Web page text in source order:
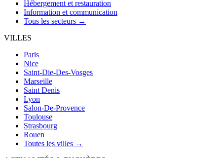
Hébergement et restauration
Information et communication
Tous les secteurs →
VILLES
Paris
Nice
Saint-Die-Des-Vosges
Marseille
Saint Denis
Lyon
Salon-De-Provence
Toulouse
Strasbourg
Rouen
Toutes les villes →